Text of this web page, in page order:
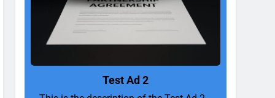
Test Ad 2